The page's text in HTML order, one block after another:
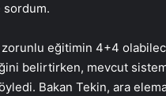
sordum.
zorunlu eğitimin 4+4
belirtirken, mevcut
Bakan Tekin, ara